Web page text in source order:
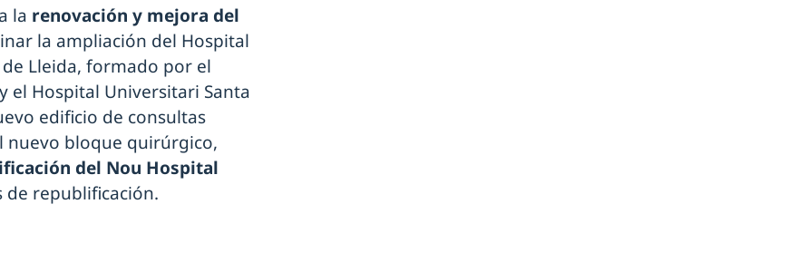
la renovación y mejora del
la ampliación del Hospital
Lleida, formado por el
el Hospital Universitari Santa
edificio de consultas
nuevo bloque quirúrgico,
del Nou Hospital
de republificación.